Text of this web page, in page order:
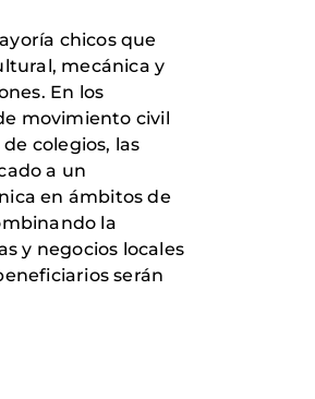
chicos que
mecánica y
En los
movimiento civil
colegios, las
a un
en ámbitos de
la
y negocios locales
serán